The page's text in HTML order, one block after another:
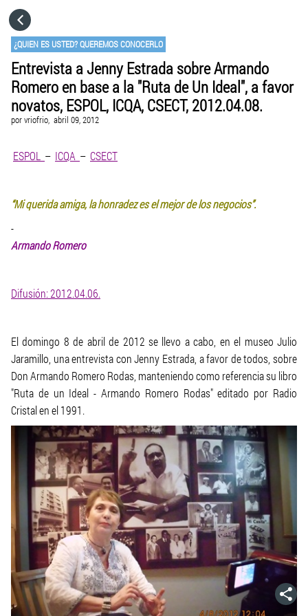
¿QUIEN ES USTED? QUEREMOS CONOCERLO
Entrevista a Jenny Estrada sobre Armando
Romero en base a la "Ruta de Un Ideal", a favor
novatos, ESPOL, ICQA, CSECT, 2012.04.08.
porvriofrio, abril 09, 2012
ESPOL – ICQA – CSECT
“Mi querida amiga, la honradez es el mejor de los negocios”.
-
Armando Romero
Difusión: 2012.04.06.
El domingo 8 de abril de 2012 se llevo a cabo, en el museo Julio
Jaramillo, una entrevista con Jenny Estrada, a favor de todos, sobre
Don Armando Romero Rodas, manteniendo como referencia su libro
"Ruta de un Ideal - Armando Romero Rodas" editado por Radio
Cristal en el 1991.
CATEGORÍAS
IR A